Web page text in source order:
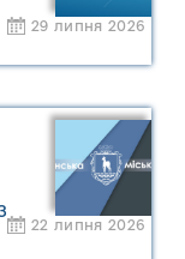
29 липня 2026
22 липня 2026